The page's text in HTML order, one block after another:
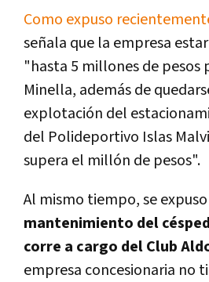
Como expuso
señala que la empresa
"hasta 5 millones de pesos
Minella, además de
explotación del
del Polideportivo Islas
supera el millón de pesos".
Al mismo tiempo, se
mantenimiento del
corre a cargo del Club
empresa concesionaria no